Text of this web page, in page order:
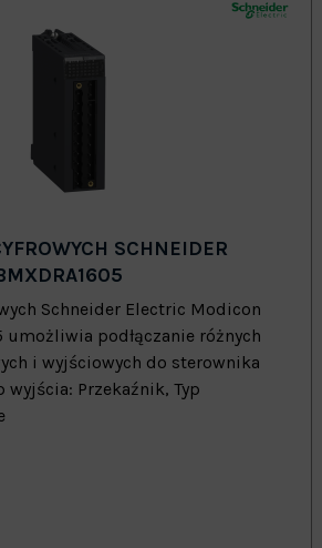
SCHNEIDER
Schneider Electric Modicon
umożliwia podłączanie różnych
i wyjściowych do sterownika
wyjścia: Przekaźnik, Typ